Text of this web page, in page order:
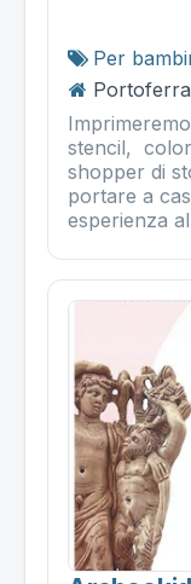
Per
stencil,
shopper di
portare a
esperienza